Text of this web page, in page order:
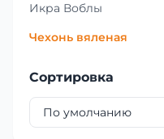
Икра Воблы
Чехонь вяленая
Сортировка